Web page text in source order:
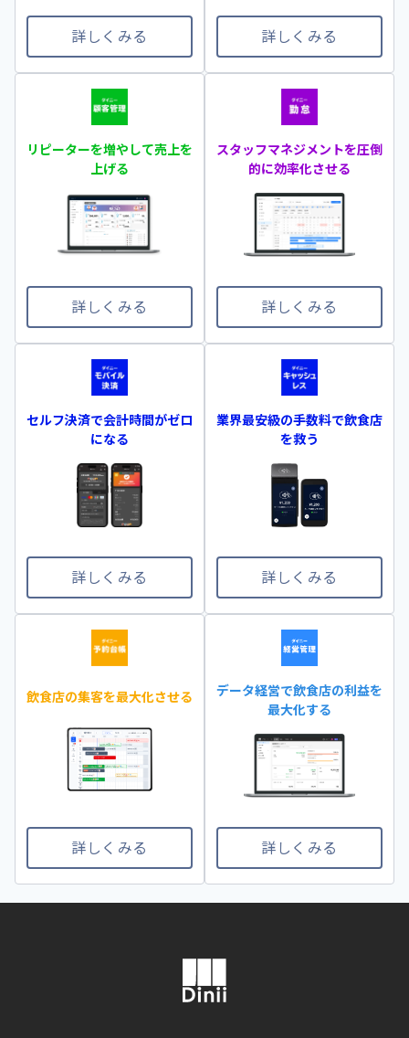
詳しくみる 詳しくみる
リピーターを増やして売上を
上げる
詳しくみる
スタッフマネジメントを圧倒
的に効率化させる
詳しくみる
セルフ決済で会計時間がゼロ
になる
詳しくみる
業界最安級の手数料で飲食店
を救う
詳しくみる
飲食店の集客を最大化させる
詳しくみる
データ経営で飲食店の利益を
最大化する
詳しくみる